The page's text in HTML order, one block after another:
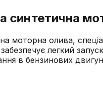
синтетична
моторна олива,
легкий
в бензинових